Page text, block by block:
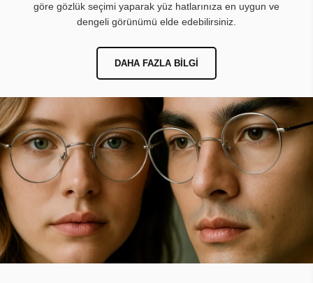
göre gözlük seçimi yaparak yüz hatlarınıza en uygun ve
dengeli görünümü elde edebilirsiniz.
DAHA FAZLA BILGI